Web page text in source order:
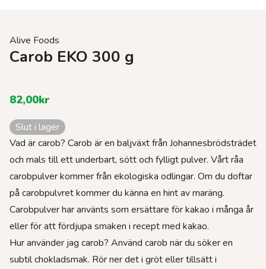
Alive Foods
Carob EKO 300 g
82,00kr
Slut i lager
Vad är carob? Carob är en baljväxt från Johannesbrödsträdet
och mals till ett underbart, sött och fylligt pulver. Vårt råa
carobpulver kommer från ekologiska odlingar. Om du doftar
på carobpulvret kommer du känna en hint av maräng.
Carobpulver har använts som ersättare för kakao i många år
eller för att fördjupa smaken i recept med kakao.
Hur använder jag carob? Använd carob när du söker en
subtil chokladsmak. Rör ner det i gröt eller tillsätt i